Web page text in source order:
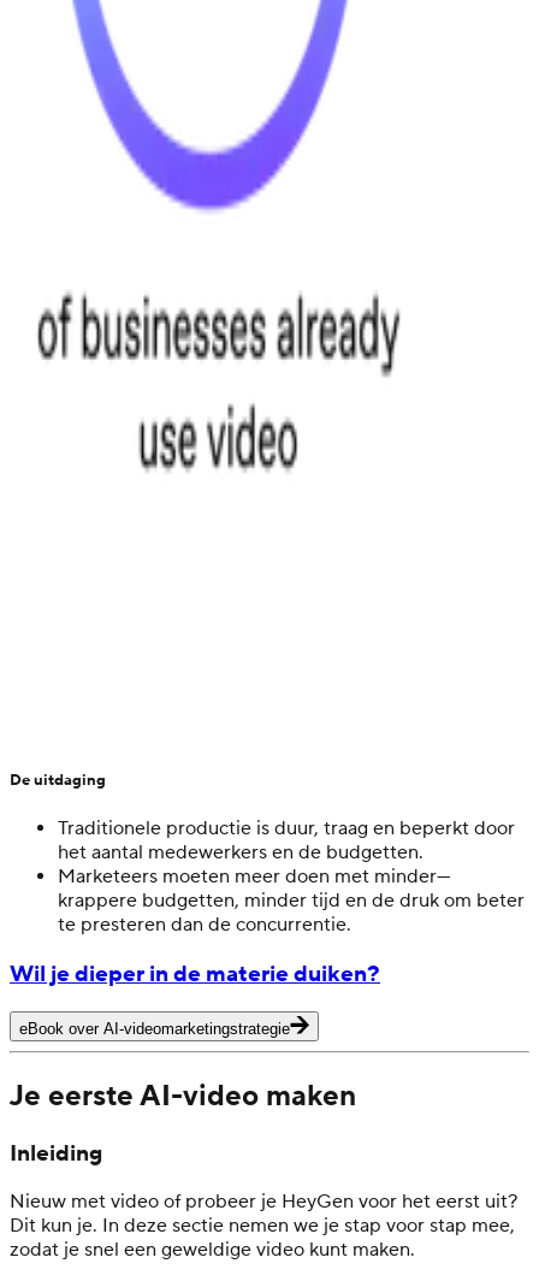
De uitdaging
Traditionele productie is duur, traag en beperkt door
het aantal medewerkers en de budgetten.
Marketeers moeten meer doen met minder—
krappere budgetten, minder tijd en de druk om beter
te presteren dan de concurrentie.
Wil je dieper in de materie duiken?
eBook over AI-videomarketingstrategie
Je eerste AI-video maken
Inleiding
Nieuw met video of probeer je HeyGen voor het eerst uit?
Dit kun je. In deze sectie nemen we je stap voor stap mee,
zodat je snel een geweldige video kunt maken.